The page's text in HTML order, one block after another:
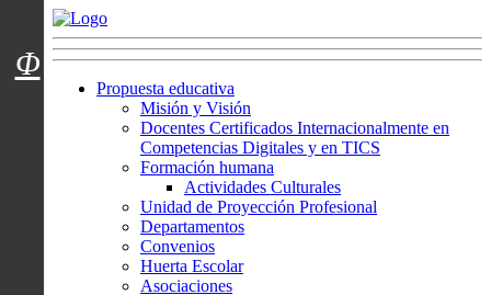
Menú usuarios
Propuesta educativa
Misión y Visión
Docentes Certificados Internacionalmente en
Competencias Digitales y en TICS
Formación humana
Actividades Culturales
Unidad de Proyección Profesional
Departamentos
Convenios
Huerta Escolar
Asociaciones
Φ